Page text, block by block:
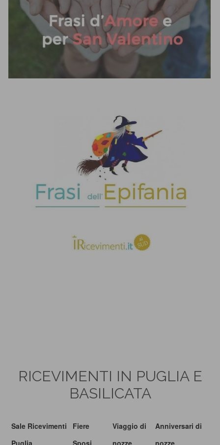
RICEVIMENTI IN PUGLIA E
BASILICATA
Sale Ricevimenti
Puglia
Fiere
Sposi
Viaggio di
nozze
Anniversari di
nozze